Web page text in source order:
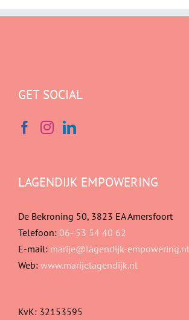
GET SOCIAL
LAGENDIJK EMPOWERING
De Bekroning 50, 3823 EA Amersfoort
Telefoon: 06- 53 54 40 62
E-mail: marije@lagendijk-empowering.nl
Web: www.marijelagendijk.nl
KvK: 32153595